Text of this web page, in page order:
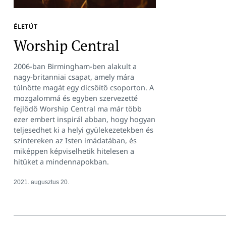
ÉLETÚT
Worship Central
2006-ban Birmingham-ben alakult a
nagy-britanniai csapat, amely mára
túlnőtte magát egy dicsőítő csoporton. A
mozgalommá és egyben szervezetté
fejlődő Worship Central ma már több
ezer embert inspirál abban, hogy hogyan
teljesedhet ki a helyi gyülekezetekben és
színtereken az Isten imádatában, és
miképpen képviselhetik hitelesen a
hitüket a mindennapokban.
2021. augusztus 20.
Keresés: